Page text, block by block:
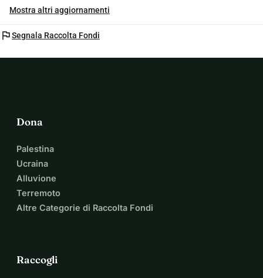
Mostra altri aggiornamenti
flagSegnala Raccolta Fondi
Dona
Palestina
Ucraina
Alluvione
Terremoto
Altre Categorie di Raccolta Fondi
Raccogli